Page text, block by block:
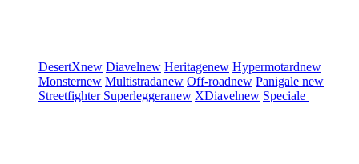
DesertXnew Diavelnew Heritagenew Hypermotardnew
Monsternew Multistradanew Off-roadnew Panigale new
Streetfighter Superleggeranew XDiavelnew Speciale